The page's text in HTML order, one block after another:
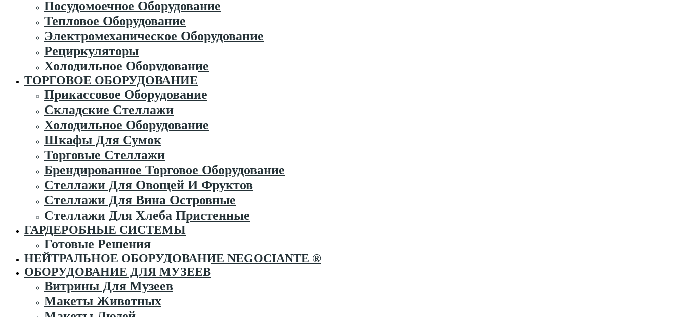
Посудомоечное Оборудование
Тепловое Оборудование
Электромеханическое Оборудование
Рециркуляторы
Холодильное Оборудование
ТОРГОВОЕ ОБОРУДОВАНИЕ
Прикассовое Оборудование
Складские Стеллажи
Холодильное Оборудование
Шкафы Для Сумок
Торговые Стеллажи
Брендированное Торговое Оборудование
Стеллажи Для Овощей И Фруктов
Стеллажи Для Вина Островные
Стеллажи Для Хлеба Пристенные
ГАРДЕРОБНЫЕ СИСТЕМЫ
Готовые Решения
НЕЙТРАЛЬНОЕ ОБОРУДОВАНИЕ NEGOCIANTE ®
ОБОРУДОВАНИЕ ДЛЯ МУЗЕЕВ
Витрины Для Музеев
Макеты Животных